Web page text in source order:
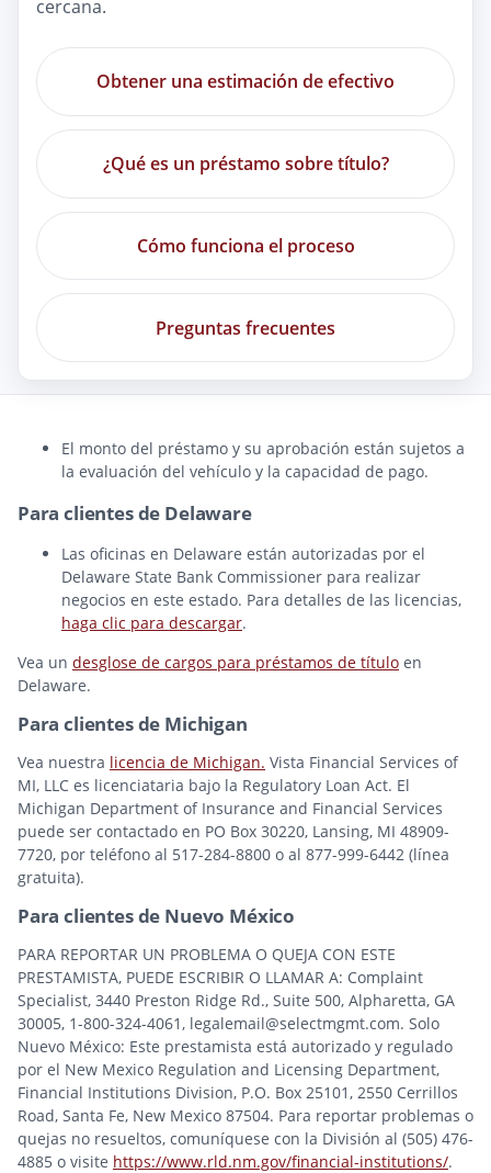
cercana.
Obtener una estimación de efectivo
¿Qué es un préstamo sobre título?
Cómo funciona el proceso
Preguntas frecuentes
El monto del préstamo y su aprobación están sujetos a
la evaluación del vehículo y la capacidad de pago.
Para clientes de Delaware
Las oficinas en Delaware están autorizadas por el
Delaware State Bank Commissioner para realizar
negocios en este estado. Para detalles de las licencias,
haga clic para descargar.
Vea un desglose de cargos para préstamos de título en
Delaware.
Para clientes de Michigan
Vea nuestra licencia de Michigan. Vista Financial Services of
MI, LLC es licenciataria bajo la Regulatory Loan Act. El
Michigan Department of Insurance and Financial Services
puede ser contactado en PO Box 30220, Lansing, MI 48909-
7720, por teléfono al 517-284-8800 o al 877-999-6442 (línea
gratuita).
Para clientes de Nuevo México
PARA REPORTAR UN PROBLEMA O QUEJA CON ESTE
PRESTAMISTA, PUEDE ESCRIBIR O LLAMAR A: Complaint
Specialist, 3440 Preston Ridge Rd., Suite 500, Alpharetta, GA
30005, 1-800-324-4061, legalemail@selectmgmt.com. Solo
Nuevo México: Este prestamista está autorizado y regulado
por el New Mexico Regulation and Licensing Department,
Financial Institutions Division, P.O. Box 25101, 2550 Cerrillos
Road, Santa Fe, New Mexico 87504. Para reportar problemas o
quejas no resueltos, comuníquese con la División al (505) 476-
4885 o visite https://www.rld.nm.gov/financial-institutions/.